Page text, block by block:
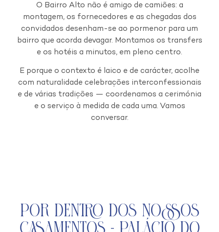
O Bairro Alto não é amigo de camiões: a
montagem, os fornecedores e as chegadas dos
convidados desenham-se ao pormenor para um
bairro que acorda devagar. Montamos os transfers
e os hotéis a minutos, em pleno centro.
E porque o contexto é laico e de carácter, acolhe
com naturalidade celebrações interconfessionais
e de várias tradições — coordenamos a cerimónia
e o serviço à medida de cada uma. Vamos
conversar.
Por Dentro dos Nossos